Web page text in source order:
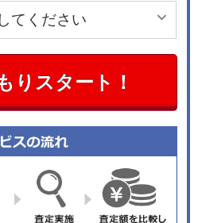
りスタート！